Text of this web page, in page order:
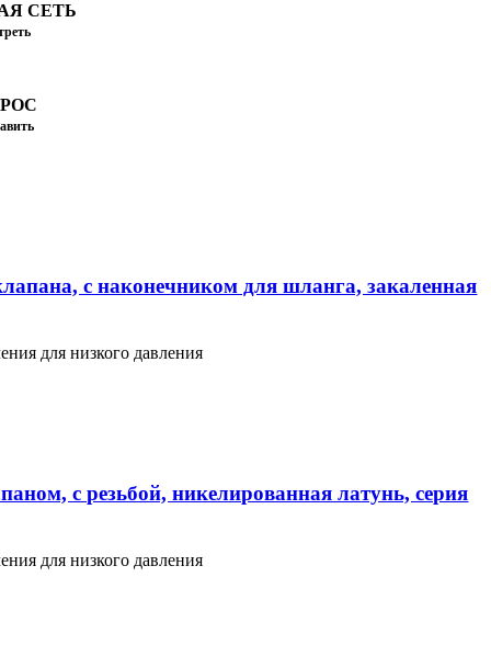
СЕТЬ
с наконечником для шланга, закаленная
для низкого давления
с резьбой, никелированная латунь, серия
для низкого давления